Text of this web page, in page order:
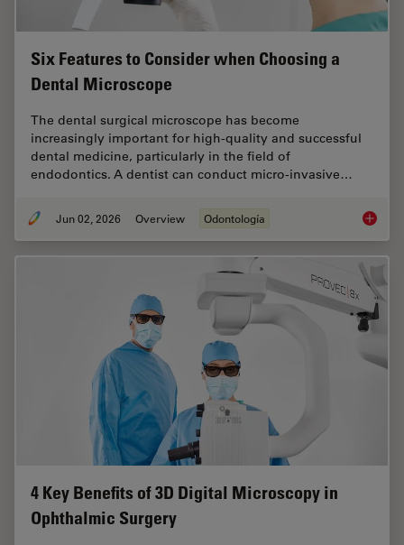
Six Features to Consider when Choosing a
Dental Microscope
The dental surgical microscope has become
increasingly important for high-quality and successful
dental medicine, particularly in the field of
endodontics. A dentist can conduct micro-invasive…
Jun 02, 2026 Overview Odontología Six
4 Key Benefits of 3D Digital Microscopy in
Ophthalmic Surgery